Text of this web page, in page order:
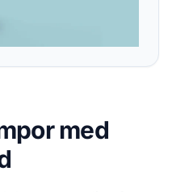
med